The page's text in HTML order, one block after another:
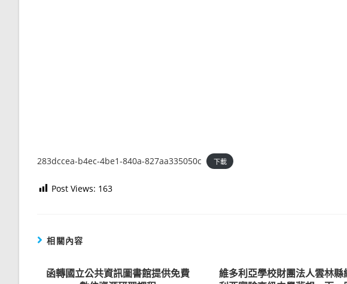
283dccea-b4ec-4be1-840a-827aa335050c 下載
Post Views: 163
相關內容
函轉國立公共資訊圖書館提供免費
維多利亞學校財團法人雲林縣